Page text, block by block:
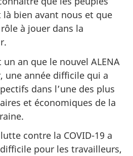
bien avant nous et que
à jouer dans la
an que le nouvel ALENA
une année difficile qui a
dans l’une des plus
et économiques de la
contre la COVID-19 a
pour les travailleurs,